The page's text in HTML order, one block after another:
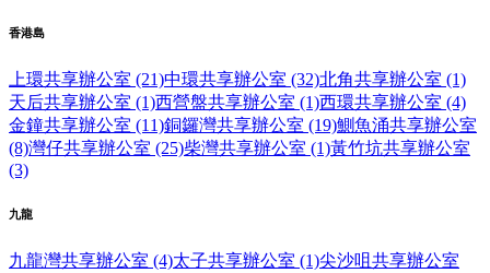
香港島
上環共享辦公室 (21)中環共享辦公室 (32)北角共享辦公室 (1)
天后共享辦公室 (1)西營盤共享辦公室 (1)西環共享辦公室 (4)
金鐘共享辦公室 (11)銅鑼灣共享辦公室 (19)鰂魚涌共享辦公室
(8)灣仔共享辦公室 (25)柴灣共享辦公室 (1)黃竹坑共享辦公室
(3)
九龍
九龍灣共享辦公室 (4)太子共享辦公室 (1)尖沙咀共享辦公室